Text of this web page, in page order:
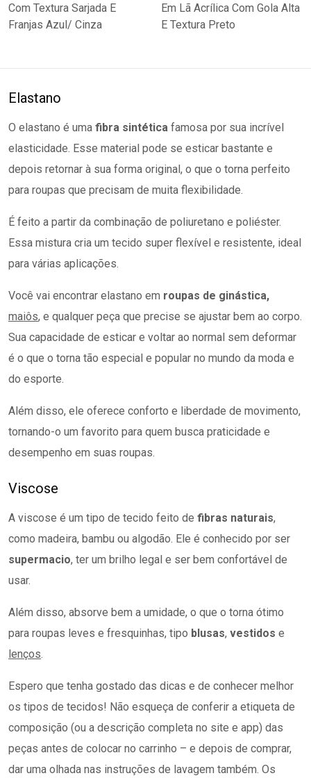
Elastano
O elastano é uma fibra sintética famosa por sua incrível
elasticidade. Esse material pode se esticar bastante e
depois retornar à sua forma original, o que o torna perfeito
para roupas que precisam de muita flexibilidade.
É feito a partir da combinação de poliuretano e poliéster.
Essa mistura cria um tecido super flexível e resistente, ideal
para várias aplicações.
Você vai encontrar elastano em roupas de ginástica,
maiôs, e qualquer peça que precise se ajustar bem ao corpo.
Sua capacidade de esticar e voltar ao normal sem deformar
é o que o torna tão especial e popular no mundo da moda e
do esporte.
Além disso, ele oferece conforto e liberdade de movimento,
tornando-o um favorito para quem busca praticidade e
desempenho em suas roupas.
Viscose
A viscose é um tipo de tecido feito de fibras naturais,
como madeira, bambu ou algodão. Ele é conhecido por ser
supermacio, ter um brilho legal e ser bem confortável de
usar.
Além disso, absorve bem a umidade, o que o torna ótimo
para roupas leves e fresquinhas, tipo blusas, vestidos e
lenços.
Espero que tenha gostado das dicas e de conhecer melhor
os tipos de tecidos! Não esqueça de conferir a etiqueta de
composição (ou a descrição completa no site e app) das
peças antes de colocar no carrinho – e depois de comprar,
dar uma olhada nas instruções de lavagem também. Os